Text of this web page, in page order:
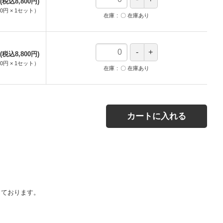
(税込8,800円)
円 × 1セット ）
在庫 〇 在庫あり
(税込8,800円)
円 × 1セット ）
在庫 〇 在庫あり
カートに入れる
おります。